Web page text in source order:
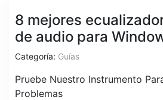
8 mejores
de audio para
Categoría: Guías
Pruebe Nuestro Instrumento
Problemas